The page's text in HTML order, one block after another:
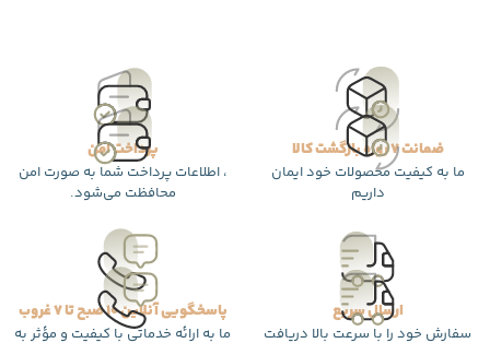
ضمانت 7 روزه بازگشت کالا
ما به کیفیت محصولات خود ایمان
داریم
پرداخت امن
، اطلاعات پرداخت شما به صورت امن
محافظت می‌شود.
ارسال سریع
سفارش خود را با سرعت بالا دریافت
پاسخگویی آنلاین 10 صبح تا 7 غروب
ما به ارائه خدماتی با کیفیت و مؤثر به